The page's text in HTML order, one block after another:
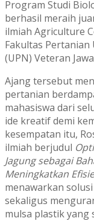
Program Studi
berhasil meraih
ilmiah Agriculture
Fakultas
(UPN) Veteran
Ajang tersebut
pertanian
mahasiswa dari
ide kreatif demi
kesempatan itu,
ilmiah berjudul
Jagung sebagai
Meningkatkan
menawarkan
sekaligus
mulsa plastik yang